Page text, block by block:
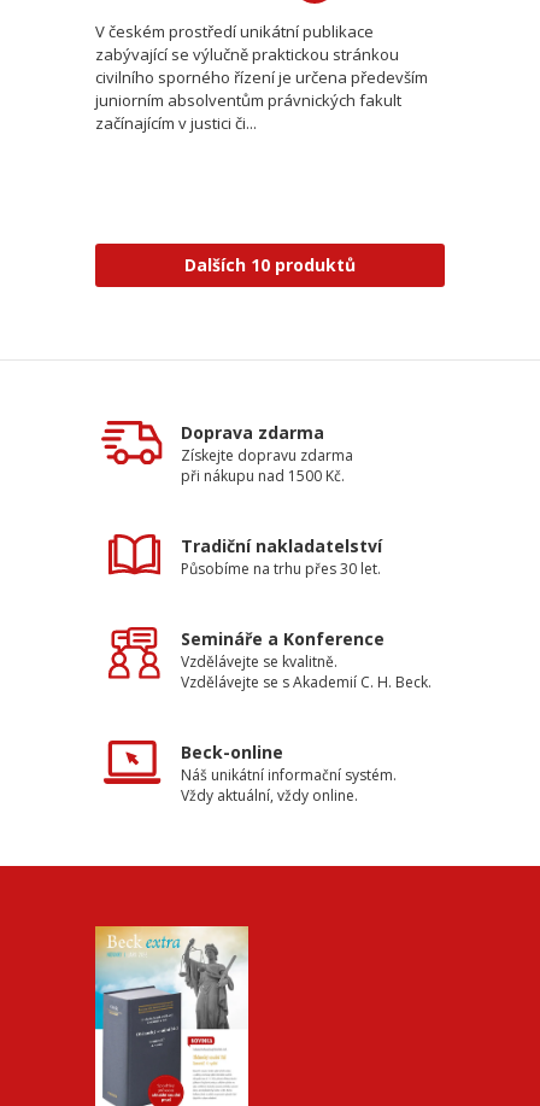
V českém prostředí unikátní publikace
zabývající se výlučně praktickou stránkou
civilního sporného řízení je určena především
juniorním absolventům právnických fakult
začínajícím v justici či...
Dalších 10 produktů
Doprava zdarma
Získejte dopravu zdarma
při nákupu nad 1500 Kč.
Tradiční nakladatelství
Působíme na trhu přes 30 let.
Semináře a Konference
Vzdělávejte se kvalitně.
Vzdělávejte se s Akademií C. H. Beck.
Beck-online
Náš unikátní informační systém.
Vždy aktuální, vždy online.